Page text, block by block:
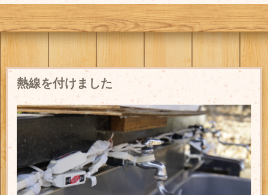
熱線を付けました